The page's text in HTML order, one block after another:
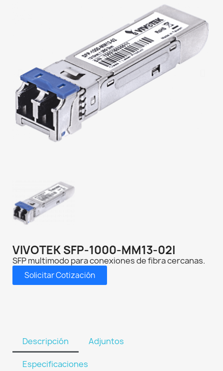
VIVOTEK SFP-1000-MM13-02I
SFP multimodo para conexiones de fibra cercanas.
Solicitar Cotización
Descripción Adjuntos
Especificaciones